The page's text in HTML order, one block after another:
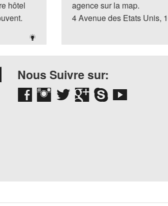
hôtel
agence sur la map.
4 Avenue des Etats Unis,
Nous Suivre sur: